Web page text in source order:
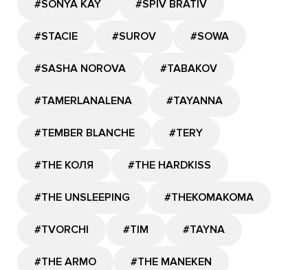
#SONYA KAY #SPIV BRATIV
#STACIE #SUROV #SOWA
#SASHA NOROVA #TABAKOV
#TAMERLANALENA #TAYANNA
#TEMBER BLANCHE #TERY
#THE КОЛЯ #THE HARDKISS
#THE UNSLEEPING #THEKOMAKOMA
#TVORCHI #TIM #TAYNA
#THE ARMO #THE MANEKEN